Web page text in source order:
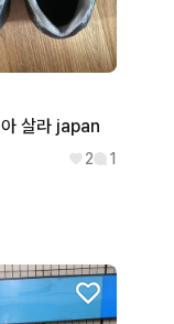
살라 japan
2 1